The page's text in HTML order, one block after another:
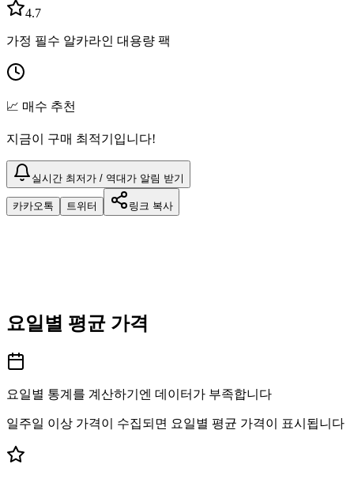
4.7
가정 필수 알카라인 대용량 팩
📈 매수 추천
지금이 구매 최적기입니다!
실시간 최저가 / 역대가 알림 받기
카카오톡 트위터 링크 복사
요일별 평균 가격
요일별 통계를 계산하기엔 데이터가 부족합니다
일주일 이상 가격이 수집되면 요일별 평균 가격이 표시됩니다